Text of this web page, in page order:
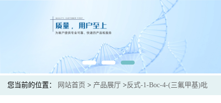
您当前的位置： 网站首页 > 产品展厅 >反式-1-Boc-4-(三氟甲基)吡